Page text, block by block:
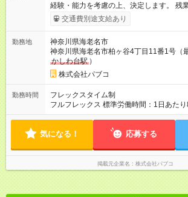
経験・能力を考慮の上、決定します。 残
じて別途支給します。 扶養家族ある場合は、家族手当あり 配
偶者10,000円 18歳未満の子5,000円/人 【試用期間】試用期間
です。 雇用形態、給与は本採用時と同じ
て、3ヶ月～6ヶ月、最長で6ヶ月。試用期
加入なし、家族手当支給なし。
交通費別途支給あり
勤務地
神奈川県海老名市
神奈川県海老名市柏ヶ谷4丁目11番1号（
かしわ台駅 ）
株式会社パブコ
勤務時間
フレックスタイム制
フルフレックス 標準労働時間：1日あた
能性あり（月平均10時間程度）※状況に
気になる！ 応募する
掲載元企業名 株式会社パブコ